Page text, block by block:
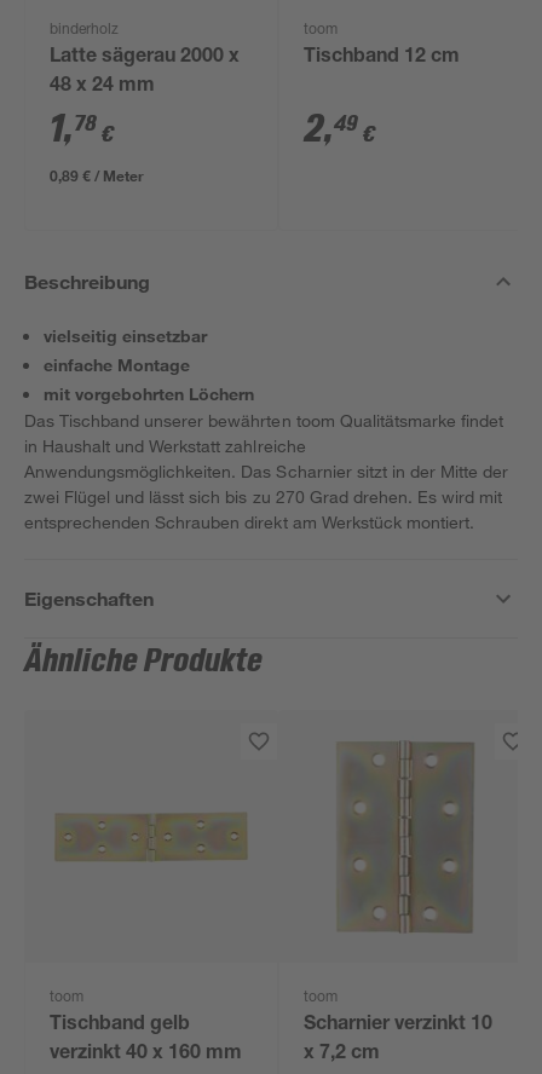
binderholz
Latte sägerau 2000 x
48 x 24 mm
1,78 €
0,89 € / Meter
toom
Tischband 12 cm
2,49 €
Beschreibung
vielseitig einsetzbar
einfache Montage
mit vorgebohrten Löchern
Das Tischband unserer bewährten toom Qualitätsmarke findet
in Haushalt und Werkstatt zahlreiche
Anwendungsmöglichkeiten. Das Scharnier sitzt in der Mitte der
zwei Flügel und lässt sich bis zu 270 Grad drehen. Es wird mit
entsprechenden Schrauben direkt am Werkstück montiert.
Eigenschaften
Ähnliche Produkte
toom
Tischband gelb
verzinkt 40 x 160 mm
toom
Scharnier verzinkt 10
x 7,2 cm